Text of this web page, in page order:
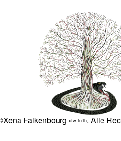
Xena Falkenbourg xfw fürth. Alle